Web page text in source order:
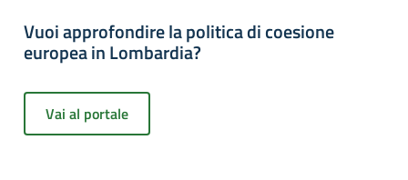
Vuoi approfondire la politica di coesione
europea in Lombardia?
Vai al portale